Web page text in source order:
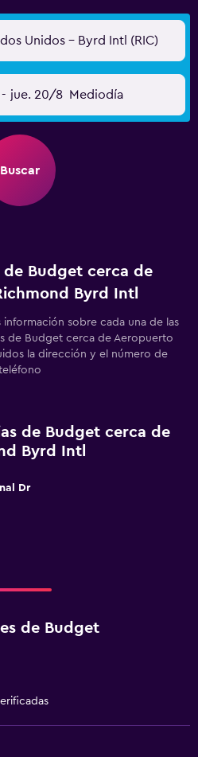
Unidos - Byrd Intl (RIC)
- jue. 20/8 Mediodía
Buscar
Budget cerca de
Byrd Intl
sobre cada una de las
de Budget cerca de Aeropuerto
la dirección y el número de
de Budget cerca de
Byrd Intl
Dr
de Budget